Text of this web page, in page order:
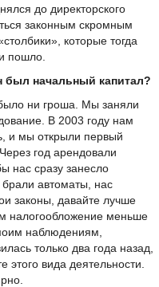
до директорского
законным скромным
которые тогда
пошло.
был начальный капитал?
ни гроша. Мы заняли
В 2003 году нам
и мы открыли первый
год арендовали
нас сразу занесло
автоматы, нас
законы, давайте лучше
налогообложение меньше
наблюдениям,
только два года назад,
этого вида деятельности.